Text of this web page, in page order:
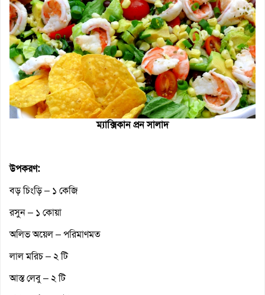
ম্যাক্সিকান প্রন সালাদ
উপকরণ:
বড় চিংড়ি – ১ কেজি
রসুন – ১ কোয়া
অলিভ অয়েল – পরিমাণমত
লাল মরিচ – ২ টি
আস্ত লেবু – ২ টি